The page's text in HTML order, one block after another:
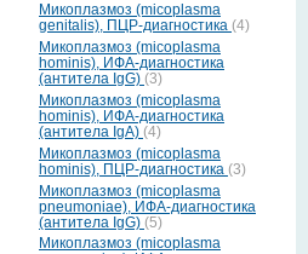
Микоплазмоз (micoplasma
genitalis), ПЦР-диагностика (4)
Микоплазмоз (micoplasma
hominis), ИФА-диагностика
(антитела IgG) (3)
Микоплазмоз (micoplasma
hominis), ИФА-диагностика
(антитела IgА) (4)
Микоплазмоз (micoplasma
hominis), ПЦР-диагностика (3)
Микоплазмоз (micoplasma
pneumoniae), ИФА-диагностика
(антитела IgG) (5)
Микоплазмоз (micoplasma